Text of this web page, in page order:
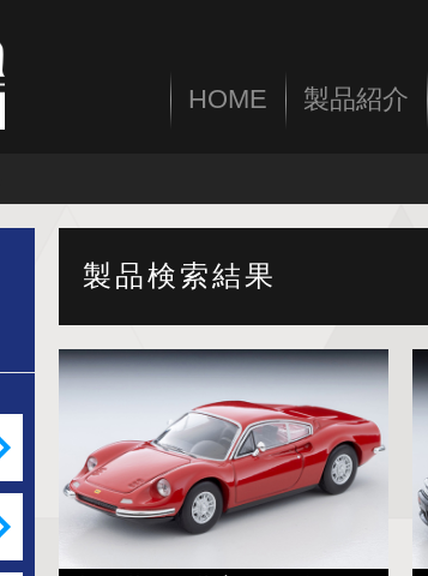
HOME 製品紹介
製品検索結果